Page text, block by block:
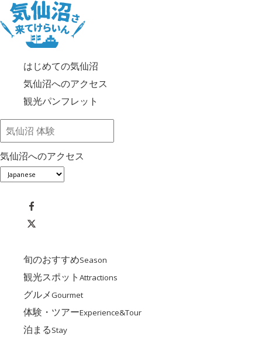
はじめての気仙沼
気仙沼へのアクセス
観光パンフレット
気仙沼へのアクセス
旬のおすすめSeason
観光スポット Attractions
グルメGourmet
体験・ツアーExperience&Tour
泊まるStay